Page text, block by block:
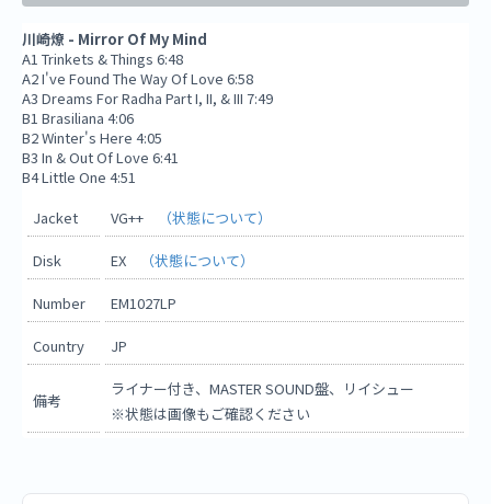
川崎燎 - Mirror Of My Mind
A1 Trinkets & Things 6:48
A2 I've Found The Way Of Love 6:58
A3 Dreams For Radha Part I, II, & III 7:49
B1 Brasiliana 4:06
B2 Winter's Here 4:05
B3 In & Out Of Love 6:41
B4 Little One 4:51
Jacket
VG++ （状態について）
Disk EX （状態について）
Number EM1027LP
Country JP
備考
ライナー付き、MASTER SOUND盤、リイシュー
※状態は画像もご確認ください